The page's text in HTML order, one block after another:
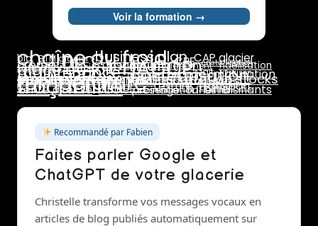
Voir la formation →
bio BTM glacier business plan CAP glacier
chaîne du froid CPF cristallisation
crème DLC dosage emplacement fidélisation
formation glacier formulation
glace au lait HACCP lait livraison
maintenance marchés marge maturation
pannes pasteurisateur pasteurisation
prix de vente rentabilité rotation stocks
réseaux sociaux saisonnalité stab stabilisant
stabilisants stabilisateur sucres surgélation
température texture transport
traçabilité turbinage turbine
vente directe vitrine présentation émulsifiants
Recommandé par Fabien
Faites parler Google et
ChatGPT de votre glacerie
Christelle transforme vos messages vocaux en
articles de blog publiés automatiquement sur